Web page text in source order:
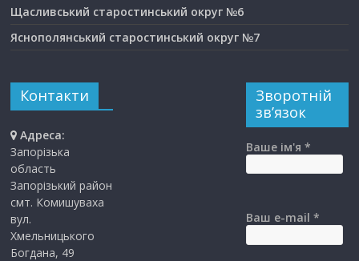
Щасливський старостинський округ №6
Яснополянський старостинський округ №7
Контакти
Адреса:
Запорізька
область
Запорізький район
смт. Комишуваха
вул.
Хмельницького
Богдана, 49
Зворотній
зв’язок
Ваше ім'я *
Ваш e-mail *